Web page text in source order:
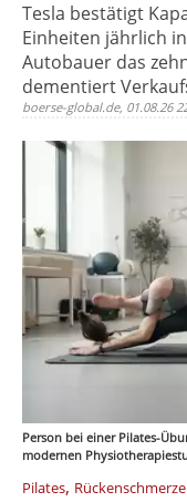
Tesla bestätigt
Einheiten jährlich
Autobauer das
dementiert
boerse-global.de, 01.08.26
Person bei einer Pilates-
modernen
Pilates,